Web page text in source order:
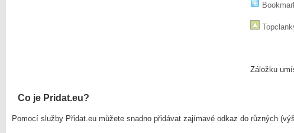
Záložku
Co je Pridat.eu?
Pomocí služby Přidat.eu můžete snadno přidávat zajímavé odkaz do různých